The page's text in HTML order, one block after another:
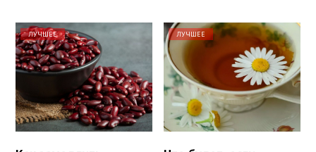
ЛУЧШЕЕ ЛУЧШЕЕ